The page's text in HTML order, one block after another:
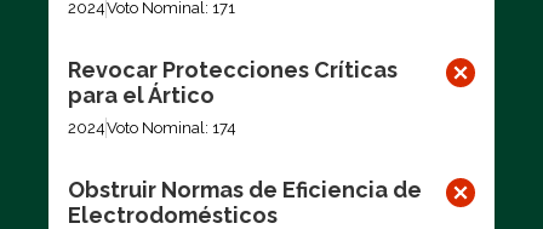
2024Voto Nominal: 171
Revocar Protecciones Críticas
para el Ártico
2024Voto Nominal: 174
Obstruir Normas de Eficiencia de
Electrodomésticos